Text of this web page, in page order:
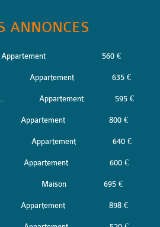
ANNONCES
Appartement 560 €
Appartement 635 €
Appartement 595 €
Appartement 800 €
Appartement 640 €
Appartement 600 €
Maison 695 €
Appartement 898 €